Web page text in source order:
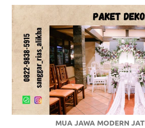
MUA JAWA MODERN